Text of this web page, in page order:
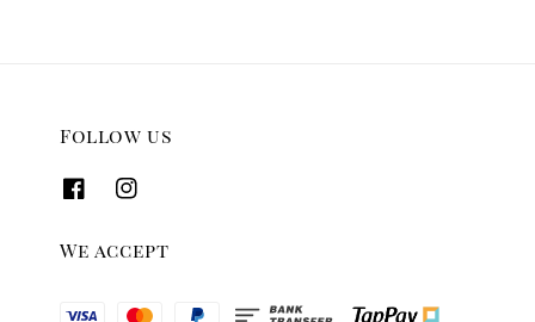
Follow us
We accept